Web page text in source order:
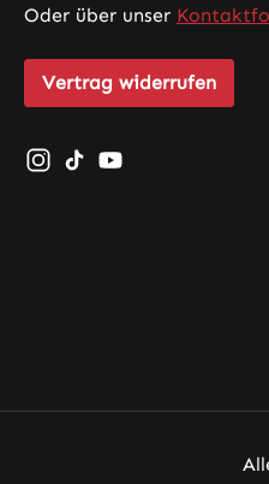
Oder über unser
Vertrag widerrufen
Schau auf Instagram
Sieh dir unsere
Sieh dir unsere